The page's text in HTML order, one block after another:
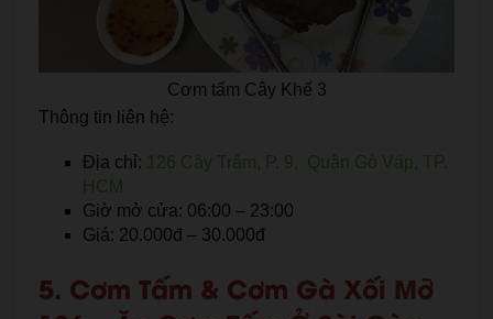
Cơm tấm Cây Khế 3
Thông tin liên hệ:
Địa chỉ: 126 Cây Trâm, P. 9, Quận Gò Vấp, TP.
HCM
Giờ mở cửa: 06:00 – 23:00
Giá: 20.000đ – 30.000đ
5. Cơm Tấm & Cơm Gà Xối Mỡ